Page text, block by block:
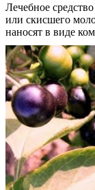
Лечебное
или скисшего
наносят в виде